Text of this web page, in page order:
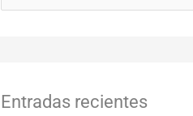
a
Entradas recientes